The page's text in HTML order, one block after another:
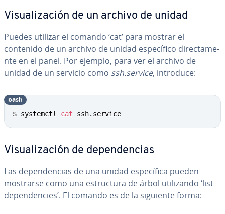
Vi­sua­li­za­ción de un archivo de unidad
Puedes utilizar el comando ‘cat’ para mostrar el
contenido de un archivo de unidad es­pe­cí­fi­co di­re­c­ta­me­
n­te en el panel. Por ejemplo, para ver el archivo de
unidad de un servicio como ssh.service, introduce:
$ systemctl cat ssh.service
bash
Vi­sua­li­za­ción de de­pe­n­de­n­cias
Las de­pe­n­de­n­cias de una unidad es­pe­cí­fi­ca pueden
mostrarse como una es­tru­c­tu­ra de árbol uti­li­za­n­do ‘list-
de­pe­n­de­n­cies’. El comando es de la siguiente forma: